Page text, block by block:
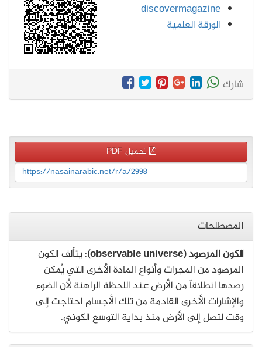
discovermagazine
الورقة العلمية
شارك
تحميل PDF
https://nasainarabic.net/r/a/2998
المصطلحات
الكون المرصود (observable universe)
: يتألف الكون
المرصود من المجرات وأنواع المادة الأخرى التي يُمكن
رصدها انطلاقاً من الأرض عند اللحظة الراهنة لأن الضوء
والإشارات الأخرى القادمة من تلك الأجسام احتاجت إلى
وقت لتصل إلى الأرض منذ بداية التوسع الكوني.